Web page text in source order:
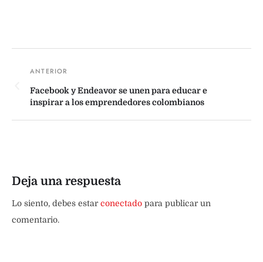
Facebook y Endeavor se unen para educar e
inspirar a los emprendedores colombianos
Deja una respuesta
Lo siento, debes estarconectado para publicar un
comentario.